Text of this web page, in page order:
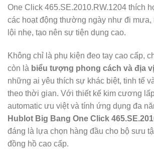
One Click 465.SE.2010.RW.1204 thích
các hoạt động thường ngày như đi mưa,
lội nhẹ, tạo nên sự tiện dụng cao.
Không chỉ là phụ kiện đeo tay cao cấp,
còn là biểu tượng phong cách và địa vị
những ai yêu thích sự khác biệt, tinh tế
theo thời gian. Với thiết kế kim cương
automatic ưu việt và tính ứng dụng đa
Hublot Big Bang One Click
đáng là lựa chọn hàng đầu cho bộ sưu
đồng hồ cao cấp.